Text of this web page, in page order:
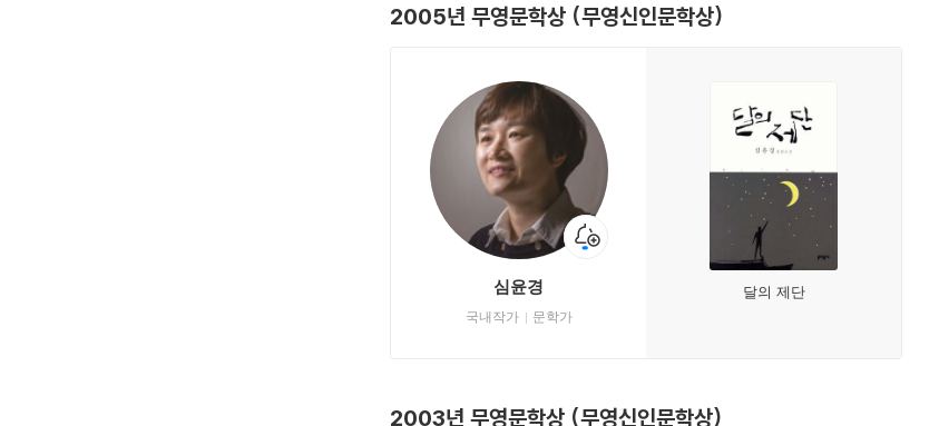
2005년 무영문학상 (무영신인문학상)
심윤경
국내작가 문학가
달의 제단
2003년 무영문학상 (무영신인문학상)